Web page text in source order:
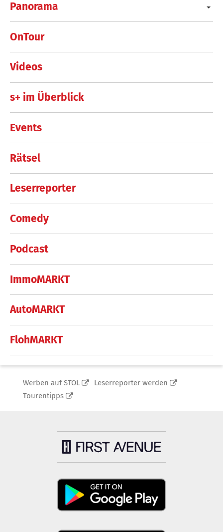
Panorama
OnTour
Videos
s+ im Überblick
Events
Rätsel
Leserreporter
Comedy
Podcast
ImmoMARKT
AutoMARKT
FlohMARKT
Werben auf STOL
Leserreporter werden
Tourentipps